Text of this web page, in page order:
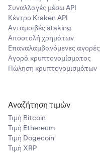
Συναλλαγές μέσω API
Κέντρο Kraken API
Ανταμοιβές staking
Αποστολή χρημάτων
Επαναλαμβανόμενες αγορές
Αγορά κρυπτονομίσματος
Πώληση κρυπτονομισμάτων
Αναζήτηση τιμών
Τιμή Βitcoin
Τιμή Ethereum
Τιμή Dogecoin
Τιμή XRP